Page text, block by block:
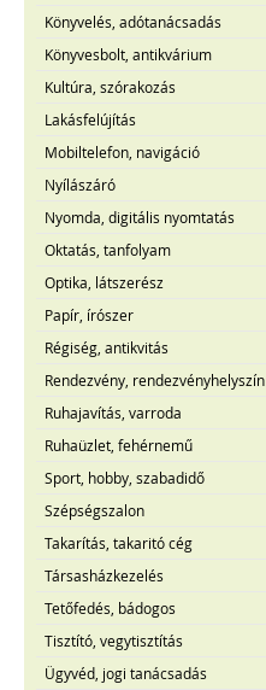
Könyvelés, adótanácsadás
Könyvesbolt, antikvárium
Kultúra, szórakozás
Lakásfelújítás
Mobiltelefon, navigáció
Nyílászáró
Nyomda, digitális nyomtatás
Oktatás, tanfolyam
Optika, látszerész
Papír, írószer
Régiség, antikvitás
Rendezvény, rendezvényhelyszín
Ruhajavítás, varroda
Ruhaüzlet, fehérnemű
Sport, hobby, szabadidő
Szépségszalon
Takarítás, takaritó cég
Társasházkezelés
Tetőfedés, bádogos
Tisztító, vegytisztítás
Ügyvéd, jogi tanácsadás